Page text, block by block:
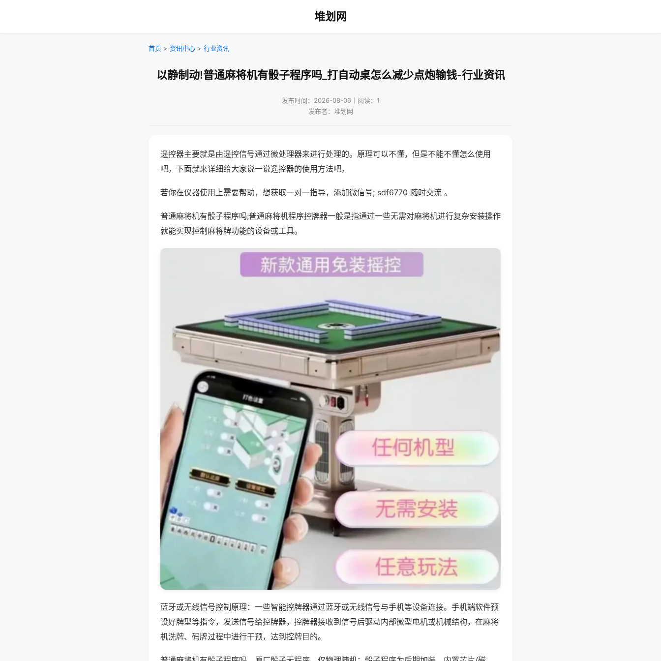
堆划网
首页 > 资讯中心 > 行业资讯
以静制动!普通麻将机有骰子程序吗_打自动桌怎么减少点炮输钱-行业资讯
发布时间：2026-08-06｜阅读：1
发布者：堆划网
遥控器主要就是由遥控信号通过微处理器来进行处理的。原理可以不懂，但是不能不懂怎么使用
吧。下面就来详细给大家说一说遥控器的使用方法吧。
若你在仪器使用上需要帮助，想获取一对一指导，添加微信号; sdf6770 随时交流 。
普通麻将机有骰子程序吗;普通麻将机程序控牌器一般是指通过一些无需对麻将机进行复杂安装操作
就能实现控制麻将牌功能的设备或工具。
蓝牙或无线信号控制原理：一些智能控牌器通过蓝牙或无线信号与手机等设备连接。手机端软件预
设好牌型等指令，发送信号给控牌器，控牌器接收到信号后驱动内部微型电机或机械结构，在麻将
机洗牌、码牌过程中进行干预，达到控牌目的。